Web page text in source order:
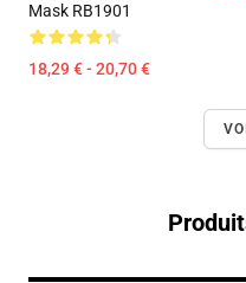
Mask RB1901
18,29 € - 20,70 €